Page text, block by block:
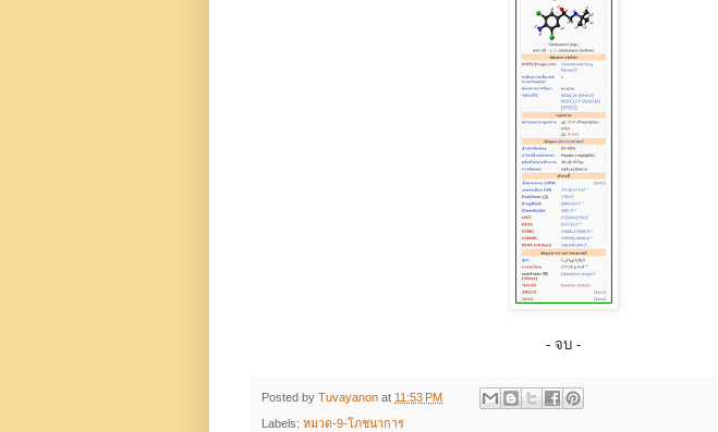
- จบ -
Posted by Tuvayanon at 11:53 PM
Labels: หมวด-9-โภชนาการ